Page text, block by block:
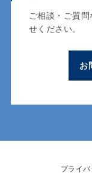
ご相談・ご質
せください。
お
プライ